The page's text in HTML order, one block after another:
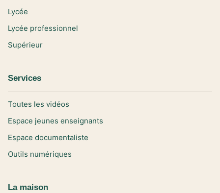
Lycée
Lycée professionnel
Supérieur
Services
Toutes les vidéos
Espace jeunes enseignants
Espace documentaliste
Outils numériques
La maison